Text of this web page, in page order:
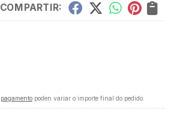
COMPARTIR:
pagamento poden variar o importe final do pedido.